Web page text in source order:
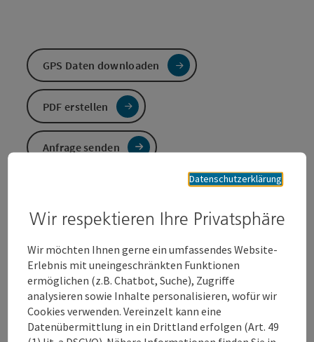
Eine der schönsten Touren der Region. Von der
historischen Altstadt Steyr über traumhafte Hügel im
Alpenvorland und die Ausläufer der Kalkalpen.
Landschaftlich bietet die Kalkalpentour - Bella Vista
alles was das Rennrad-Herz begehrt: Traumhaftes
Panorama, knackige Anstiege und verkehrsarme
GPS Daten downloaden
PDF erstellen
Anfrage senden
Datenschutzerklärung
Wir respektieren Ihre Privatsphäre
Wir möchten Ihnen gerne ein umfassendes Website-
Erlebnis mit uneingeschränkten Funktionen
ermöglichen (z.B. Chatbot, Suche), Zugriffe
analysieren sowie Inhalte personalisieren, wofür wir
Cookies verwenden. Vereinzelt kann eine
Datenübermittlung in ein Drittland erfolgen (Art. 49